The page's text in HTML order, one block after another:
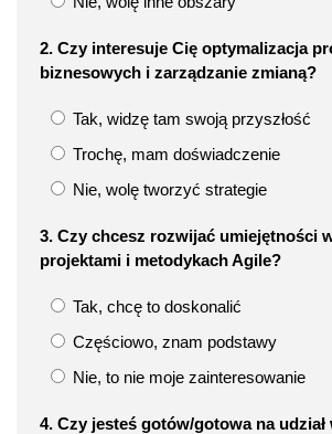
2. Czy interesuje Cię optymalizacja
biznesowych i zarządzanie zmianą?
Tak, widzę tam swoją przyszłość
Trochę, mam doświadczenie
Nie, wolę tworzyć strategie
3. Czy chcesz rozwijać umiejętności
projektami i metodykach Agile?
Tak, chcę to doskonalić
Częściowo, znam podstawy
Nie, to nie moje zainteresowanie
4. Czy jesteś gotów/gotowa na udział